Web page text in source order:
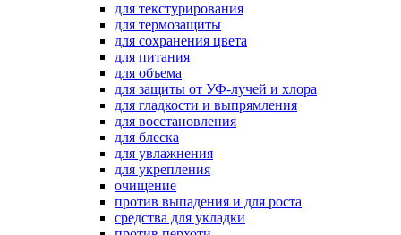
для текстурирования
для термозащиты
для сохранения цвета
для питания
для объема
для защиты от УФ-лучей и хлора
для гладкости и выпрямления
для восстановления
для блеска
для увлажнения
для укрепления
очищение
против выпадения и для роста
средства для укладки